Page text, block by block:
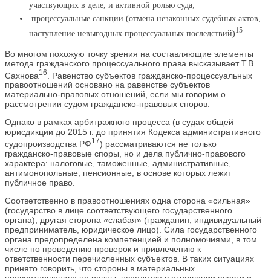
участвующих в деле, и активной ролью суда;
процессуальные санкции (отмена незаконных судебных актов,
наступление невыгодных процессуальных последствий)15
Во многом похожую точку зрения на составляющие элементы
метода гражданского процессуального права высказывает Т.В.
Сахнова16
. Равенство субъектов гражданско-процессуальных
правоотношений основано на равенстве субъектов
материально-правовых отношений, если мы говорим о
рассмотрении судом гражданско-правовых споров.
Однако в рамках арбитражного процесса (в судах общей
юрисдикции до 2015 г. до принятия Кодекса административного
судопроизводства РФ17) рассматриваются не только
гражданско-правовые споры, но и дела публично-правового
характера: налоговые, таможенные, административные,
антимонопольные, пенсионные, в основе которых лежит
публичное право.
Соответственно в правоотношениях одна сторона «сильная»
(государство в лице соответствующего государственного
органа), другая сторона «слабая» (гражданин, индивидуальный
предприниматель, юридическое лицо). Сила государственного
органа предопределена компетенцией и полномочиями, в том
числе по проведению проверок и привлечению к
ответственности перечисленных субъектов. В таких ситуациях
принято говорить, что стороны в материальных